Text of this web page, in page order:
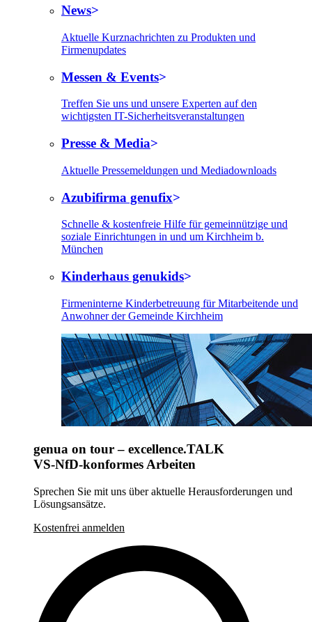
News
Aktuelle Kurznachrichten zu Produkten und
Firmenupdates
Messen & Events
Treffen Sie uns und unsere Experten auf den
wichtigsten IT-Sicherheitsveranstaltungen
Presse & Media
Aktuelle Pressemeldungen und Mediadownloads
Azubifirma genufix
Schnelle & kostenfreie Hilfe für gemeinnützige und
soziale Einrichtungen in und um Kirchheim b.
München
Kinderhaus genukids
Firmeninterne Kinderbetreuung für Mitarbeitende und
Anwohner der Gemeinde Kirchheim
genua on tour – excellence.TALK
VS-NfD-konformes Arbeiten
Sprechen Sie mit uns über aktuelle Herausforderungen und
Lösungsansätze.
Kostenfrei anmelden